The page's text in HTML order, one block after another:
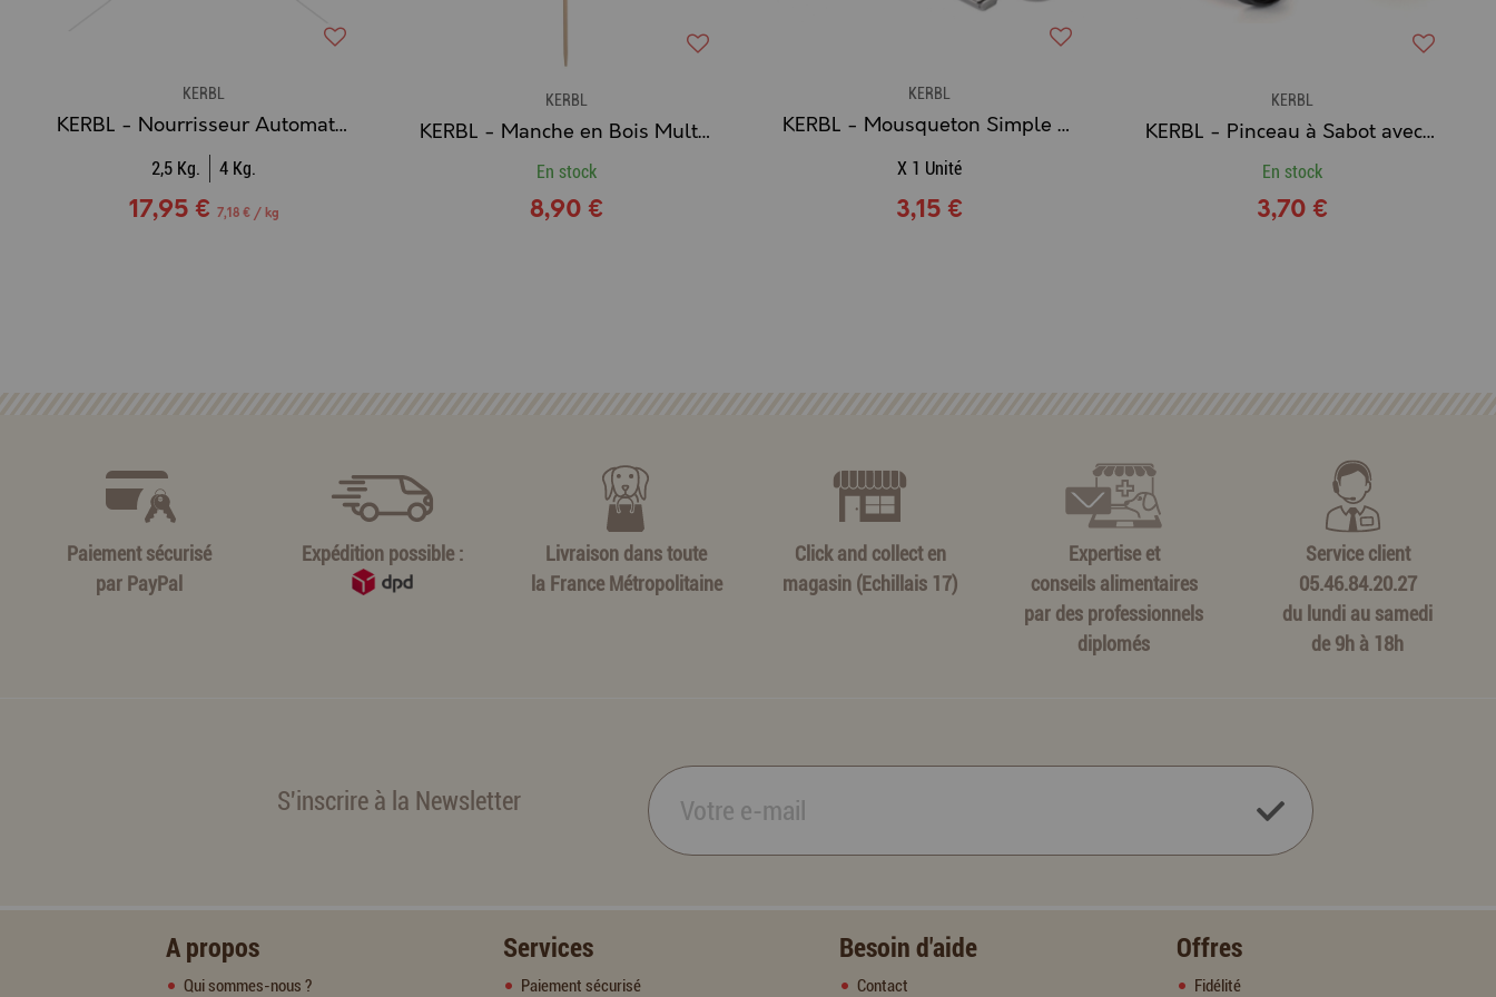
KERBL
KERBL - Nourrisseur Automatique Poules VERT & BLANC
2,5 Kg. 4 Kg.
17,95 € 7,18 € / kg
KERBL
KERBL - Manche en Bois Multi-Usages (Bout conique / 180 cm)
En stock
8,90 €
KERBL
KERBL - Mousqueton Simple Galvanisé
X 1 Unité
3,15 €
KERBL
KERBL - Pinceau à Sabot avec sa boîte
En stock
3,70 €
Paiement sécurisé
par PayPal
Expédition possible :
Livraison dans toute
la France Métropolitaine
Click and collect en
magasin (Echillais 17)
Expertise et
conseils alimentaires
par des professionnels
diplomés
Service client
05.46.84.20.27
du lundi au samedi
de 9h à 18h
S'inscrire à la Newsletter
A propos
Qui sommes-nous ?
Services
Paiement sécurisé
Besoin d'aide
Contact
Offres
Fidélité